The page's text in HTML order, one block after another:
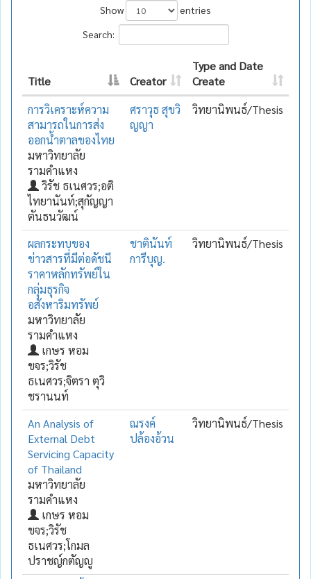
Show
entries
Search:
Title Creator
Type and Date
Create
การวิเคราะห์ความ
สามารถในการส่ง
ออกน้ำตาลของไทย
มหาวิทยาลัย
รามคำแหง
วิรัช ธเนศวร;อติ
ไทยานันท์;สุกัญญา
ตันธนวัฒน์
ศราวุธ สุขวิ
ญญา
วิทยานิพนธ์/Thesis
ผลกระทบของ
ข่าวสารที่มีต่อดัชนี
ราคาหลักทรัพย์ใน
กลุ่มธุรกิจ
อสังหาริมทรัพย์
มหาวิทยาลัย
รามคำแหง
เกษร หอม
ขจร;วิรัช
ธเนศวร;จิตรา ตุวิ
ชรานนท์
ชาตินันท์
การีบุญ.
วิทยานิพนธ์/Thesis
An Analysis of
External Debt
Servicing Capacity
of Thailand
มหาวิทยาลัย
รามคำแหง
เกษร หอม
ขจร;วิรัช
ธเนศวร;โกมล
ปราชญ์กตัญญู
ณรงค์
ปล้องอ้วน
วิทยานิพนธ์/Thesis